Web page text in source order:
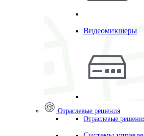
Видеомикшеры
Отраслевые решения
Отраслевые